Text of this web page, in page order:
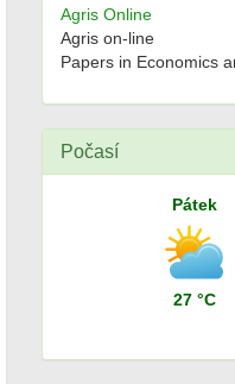
Agris Online
Agris on-line
Papers in Economics
Počasí
Pátek
27 °C